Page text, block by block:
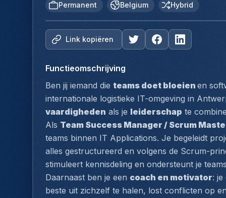
Permanent Belgium Hybrid
Link kopiëren
Functieomschrijving
Ben jij iemand die teams doet bloeien en
internationale logistieke IT-omgeving in
vaardigheden als je leiderschap te
Als Team Success Manager / Scrum
teams binnen IT Applications. Je begeleidt
alles gestructureerd en volgens de Scrum-
stimuleert kennisdeling en ondersteunt je
Daarnaast ben je een coach en motivator:
beste uit zichzelf te halen, lost conflicten op